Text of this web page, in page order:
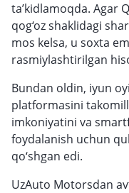
ta’kidlamoqda. Agar
qog‘oz shaklidagi
mos kelsa, u soxta
rasmiylashtirilgan
Bundan oldin, iyun
platformasini
imkoniyatini va
foydalanish uchun
qo‘shgan edi.
UzAuto Motorsdan